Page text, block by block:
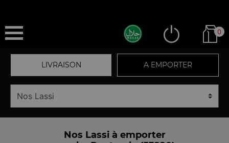
0
LIVRAISON A EMPORTER
Nos Lassi à emporter